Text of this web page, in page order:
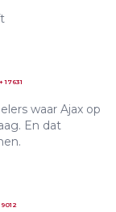
+17631
waar Ajax op
En dat
9012